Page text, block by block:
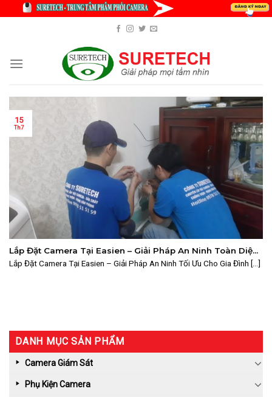
Lắp Đặt Camera Tại Easien – Giải Pháp An Ninh Toàn Diện
Cho Gia Đình Và Doanh Nghiệp
Lắp Đặt Camera Tại Easien – Giải Pháp An Ninh Tối Ưu Cho Gia Đình [...]
15
Th7
DANH MỤC SẢN PHẨM
Camera Giám Sát
Phụ Kiện Camera